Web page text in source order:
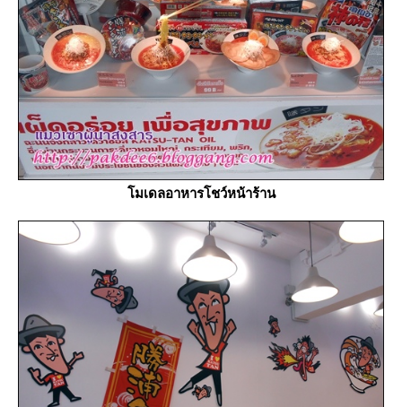
มเดลอาหารโชว์หน้าร้าน